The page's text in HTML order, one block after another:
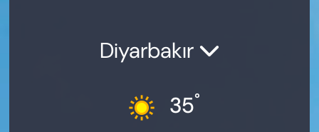
Diyarbakır
35°
Haber Arşivi